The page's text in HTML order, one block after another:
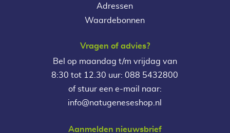
Adressen
Waardebonnen
Vragen of advies?
Bel op maandag t/m vrijdag van
8:30 tot 12.30 uur: 088 5432800
of stuur een e-mail naar:
info@natugeneseshop.nl
Aanmelden nieuwsbrief